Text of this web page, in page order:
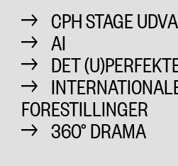
CPH STAGE
AI
DET
FORESTILLINGER
360° DRAMA